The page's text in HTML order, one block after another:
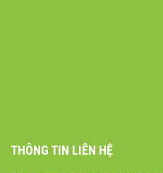
THÔNG TIN LIÊN HỆ